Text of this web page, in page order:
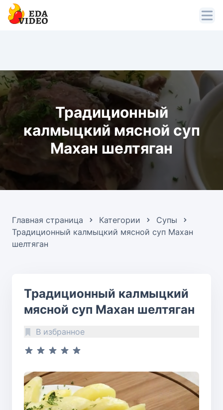
Традиционный
калмыцкий мясной суп
Махан шелтяган
Главная страница Категории
Супы
Традиционный калмыцкий мясной суп Махан
шелтяган
Традиционный калмыцкий
мясной суп Махан шелтяган
В избранное